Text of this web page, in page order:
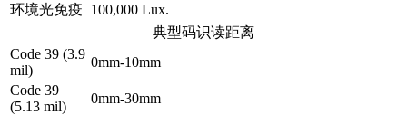
环境光免疫
100,000 Lux.
典型码识读距离
Code 39 (3.9
mil)
0mm-10mm
Code 39
(5.13 mil)
0mm-30mm